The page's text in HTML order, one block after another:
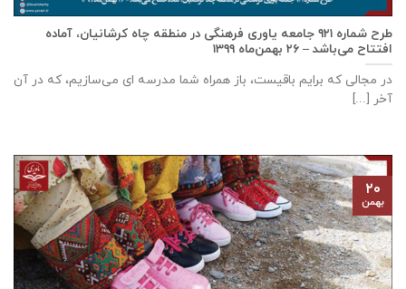
طرح شماره ۹۲۱ جامعه ياوری فرهنگی در منطقه چاه کرشانیان، آماده
افتتاح می‌باشد – ۲۶ بهمن‌ماه ۱۳۹۹
در مجالی که برایم باقیست، باز همراه شما مدرسه ای می‌سازیم، که در آن
آخر [...]
۲۰
بهمن